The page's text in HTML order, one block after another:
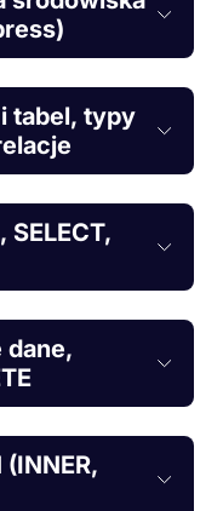
tabel, typy